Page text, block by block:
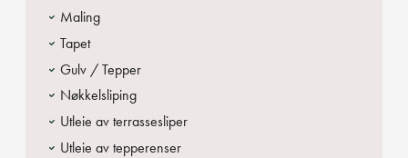
Maling
Tapet
Gulv / Tepper
Nøkkelsliping
Utleie av terrassesliper
Utleie av tepperenser